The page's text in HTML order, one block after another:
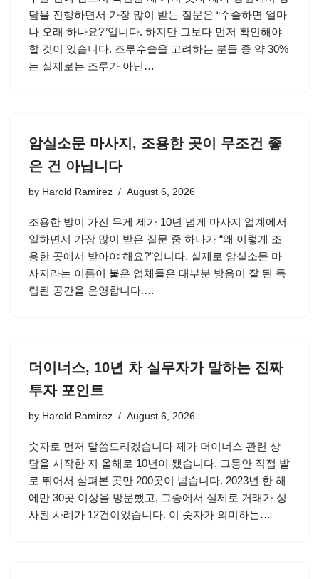
담을 진행하면서 가장 많이 받는 질문은 “수술하면 얼마
나 오래 하나요?”입니다. 하지만 그보다 먼저 확인해야
할 것이 있습니다. 조루수술을 고려하는 분들 중 약 30%
는 실제로는 조루가 아닌…
암실소문 마사지, 조용한 곳이 무조건 좋
은 건 아닙니다
by Harold Ramirez August 6, 2026
조용한 방이 가진 무게 제가 10년 넘게 마사지 업계에서
일하면서 가장 많이 받은 질문 중 하나가 “왜 이렇게 조
용한 곳에서 받아야 해요?”입니다. 실제로 암실소문 마
사지라는 이름이 붙은 업체들은 대부분 방음이 잘 된 독
립된 공간을 운영합니다.…
더이너스, 10년 차 실무자가 말하는 진짜
투자 포인트
by Harold Ramirez August 6, 2026
숫자로 먼저 말씀드리겠습니다 제가 더이너스 관련 상
담을 시작한 지 올해로 10년이 됐습니다. 그동안 직접 발
로 뛰어서 살펴본 곳만 200곳이 넘습니다. 2023년 한 해
에만 30곳 이상을 방문했고, 그중에서 실제로 거래가 성
사된 사례가 12건이었습니다. 이 숫자가 의미하는…